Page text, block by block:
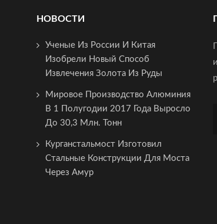
НОВОСТИ
Ученые Из России И Китая
Изобрели Новый Способ
Извлечения Золота Из Руды
Мировое Производство Алюминия
В 1 Полугодии 2017 Года Выросло
До 30,3 Млн. Тонн
Курганстальмост Изготовил
Стальные Конструкции Для Моста
Через Амур